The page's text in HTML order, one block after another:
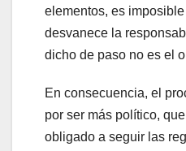
elementos, es
desvanece la
dicho de paso no es el
En consecuencia, el
por ser más político,
obligado a seguir las